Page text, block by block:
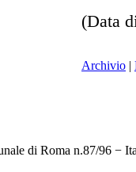
(Data
Archivio |
di Roma n.87/96 −